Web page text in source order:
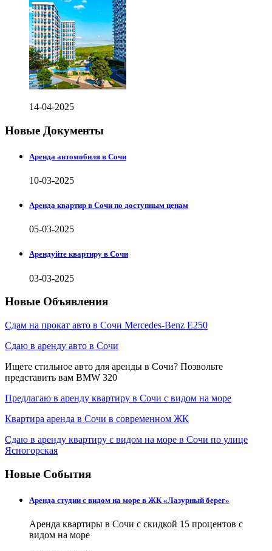
14-04-2025
Новые Документы
Аренда автомобиля в Сочи
10-03-2025
Аренда квартир в Сочи по доступным ценам
05-03-2025
Арендуйте квартиру в Сочи
03-03-2025
Новые Объявления
Сдам на прокат авто в Сочи Mercedes-Benz E250
Сдаю в аренду авто в Сочи
Ищете стильное авто для аренды в Сочи? Позвольте
представить вам BMW 320
Предлагаю в аренду квартиру в Сочи с видом на море
Квартира аренда в Сочи в современном ЖК
Сдаю в аренду квартиру с видом на море в Сочи по улице
Ясногорская
Новые События
Аренда студии с видом на море в ЖК «Лазурный берег»
Аренда квартиры в Сочи с скидкой 15 процентов с
видом на море